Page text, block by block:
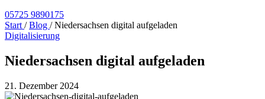
05725 9890175
Start / Blog / Niedersachsen digital aufgeladen
Digitalisierung
Niedersachsen digital aufgeladen
21. Dezember 2024